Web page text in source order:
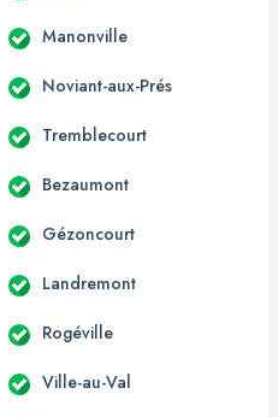
Manonville
Noviant-aux-Prés
Tremblecourt
Bezaumont
Gézoncourt
Landremont
Rogéville
Ville-au-Val